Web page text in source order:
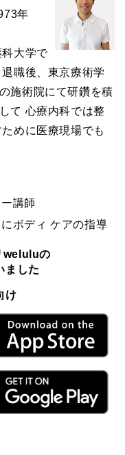
年
大学で
職後、東京療術学
施術院にて研鑽を積
て 心療内科では整
めに医療現場でも
講師
ボディ ケアの指導
weluluの
ました
け